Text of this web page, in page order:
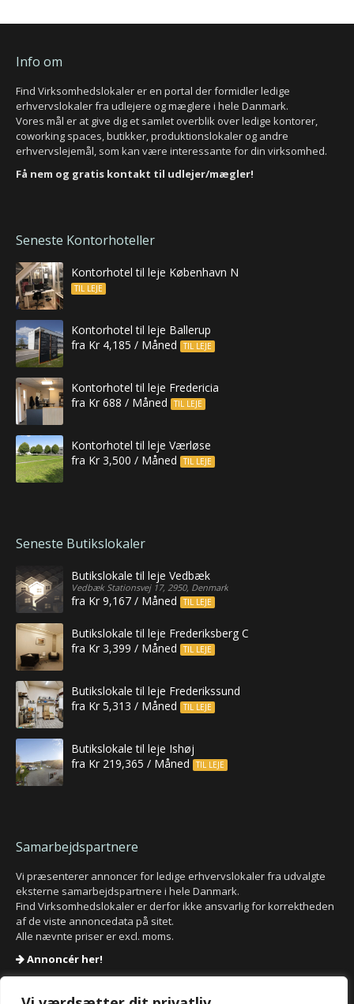
Info om
Find Virksomhedslokaler er en portal der formidler ledige
erhvervslokaler fra udlejere og mæglere i hele Danmark.
Vores mål er at give dig et samlet overblik over ledige kontorer,
coworking spaces, butikker, produktionslokaler og andre
erhvervslejemål, som kan være interessante for din virksomhed.
Få nem og gratis kontakt til udlejer/mægler!
Seneste Kontorhoteller
Kontorhotel til leje København N
TIL LEJE
Kontorhotel til leje Ballerup
fra Kr 4,185 / Måned
TIL LEJE
Kontorhotel til leje Fredericia
fra Kr 688 / Måned
TIL LEJE
Kontorhotel til leje Værløse
fra Kr 3,500 / Måned
TIL LEJE
Seneste Butikslokaler
Butikslokale til leje Vedbæk
Vedbæk Stationsvej 17, 2950, Denmark
fra Kr 9,167 / Måned TIL LEJE
Butikslokale til leje Frederiksberg C
fra Kr 3,399 / Måned
TIL LEJE
Butikslokale til leje Frederikssund
fra Kr 5,313 / Måned
TIL LEJE
Butikslokale til leje Ishøj
fra Kr 219,365 / Måned
TIL LEJE
Samarbejdspartnere
Vi præsenterer annoncer for ledige erhvervslokaler fra udvalgte
eksterne samarbejdspartnere i hele Danmark.
Find Virksomhedslokaler er derfor ikke ansvarlig for korrektheden
af de viste annoncedata på sitet.
Alle nævnte priser er excl. moms.
Annoncér her!
Vi anvenderSSL Certifikatfor at sikre dine personlige data.